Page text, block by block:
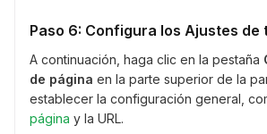
Paso 6: Configura los Ajustes de
A continuación, haga clic en la pestaña
de página en la parte superior de la
establecer la configuración general,
página y la URL.